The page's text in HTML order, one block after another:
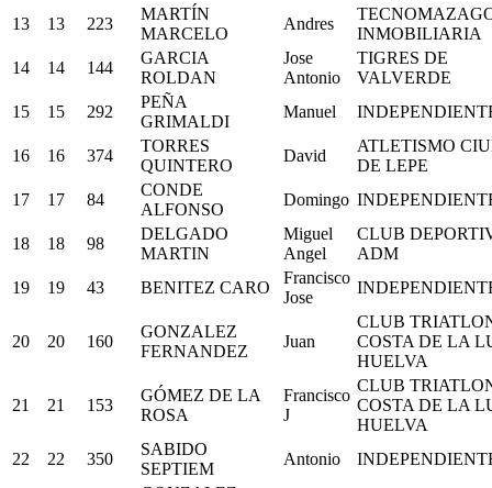
13
13 223
MARTÍN
MARCELO
Andres
INMOBILIARIA
14
14 144
GARCIA
ROLDAN
Jose
Antonio
TIGRES DE
VALVERDE
15
15 292
PEÑA
GRIMALDI
Manuel
16 16 374
TORRES
QUINTERO
David
ATLETISMO
DE LEPE
17
17 84
CONDE
ALFONSO
Domingo
18 18 98
DELGADO
MARTIN
Miguel
Angel
CLUB
ADM
19
19 43 BENITEZ CARO
Francisco
Jose
20 20 160
GONZALEZ
FERNANDEZ
Juan
CLUB
COSTA DE LA
HUELVA
21 21 153
GÓMEZ DE LA
ROSA
Francisco
J
CLUB
COSTA DE LA
HUELVA
22
22 350
SABIDO
SEPTIEM
Antonio